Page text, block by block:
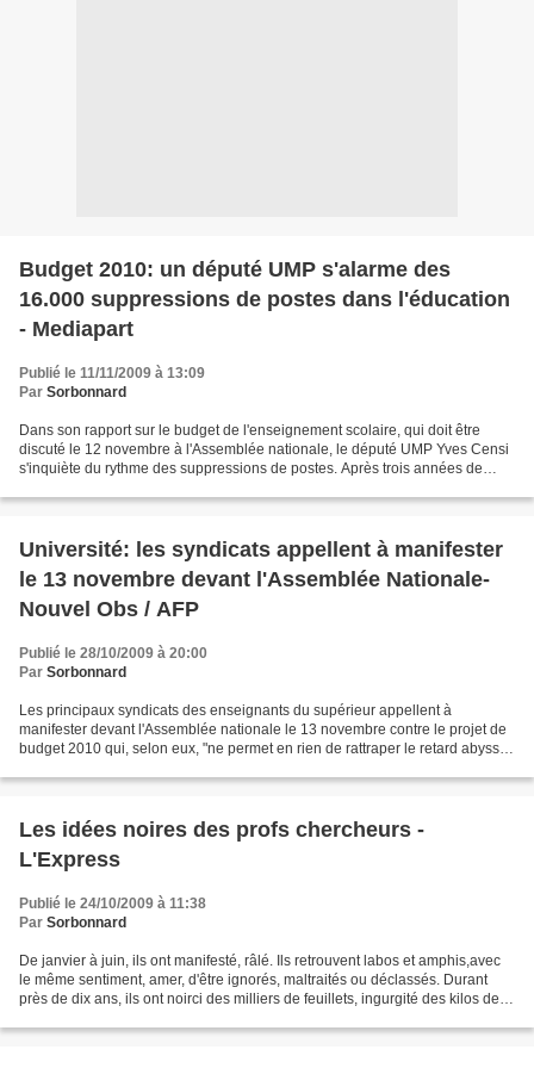
Budget 2010: un député UMP s'alarme des
16.000 suppressions de postes dans l'éducation
- Mediapart
Publié le 11/11/2009 à 13:09
Par Sorbonnard
Dans son rapport sur le budget de l'enseignement scolaire, qui doit être
discuté le 12 novembre à l'Assemblée nationale, le député UMP Yves Censi
s'inquiète du rythme des suppressions de postes. Après trois années de
Université: les syndicats appellent à manifester
le 13 novembre devant l'Assemblée Nationale-
Nouvel Obs / AFP
Publié le 28/10/2009 à 20:00
Par Sorbonnard
Les principaux syndicats des enseignants du supérieur appellent à
manifester devant l'Assemblée nationale le 13 novembre contre le projet de
budget 2010 qui, selon eux, "ne permet en rien de rattraper le retard abyssal
Les idées noires des profs chercheurs -
L'Express
Publié le 24/10/2009 à 11:38
Par Sorbonnard
De janvier à juin, ils ont manifesté, râlé. Ils retrouvent labos et amphis,avec
le même sentiment, amer, d'être ignorés, maltraités ou déclassés. Durant
près de dix ans, ils ont noirci des milliers de feuillets, ingurgité des kilos de